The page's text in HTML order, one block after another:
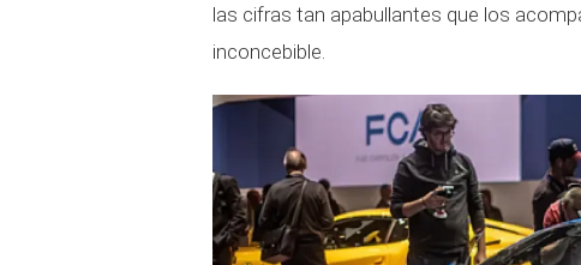
las cifras tan apabullantes que los
inconcebible.